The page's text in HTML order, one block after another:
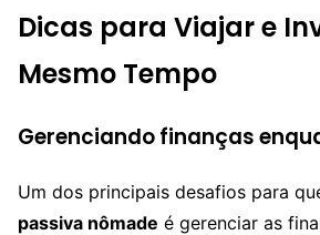
Dicas para Viajar e
Mesmo Tempo
Gerenciando finanças
Um dos principais desafios para
passiva nômade é gerenciar as